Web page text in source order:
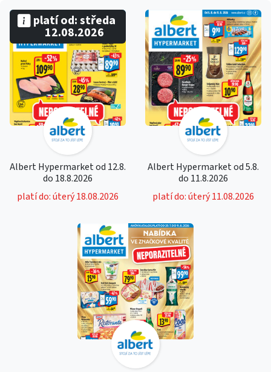
Albert Hypermarket od 12.8.
do 18.8.2026
platí do: úterý 18.08.2026
platí od: středa
12.08.2026
Albert Hypermarket od 5.8.
do 11.8.2026
platí do: úterý 11.08.2026